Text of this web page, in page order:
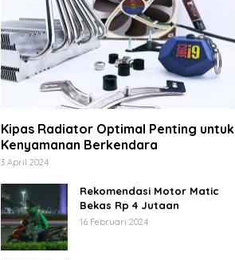
Kipas Radiator Optimal Penting untuk
Kenyamanan Berkendara
3 April 2024
Rekomendasi Motor Matic
Bekas Rp 4 Jutaan
16 Februari 2024